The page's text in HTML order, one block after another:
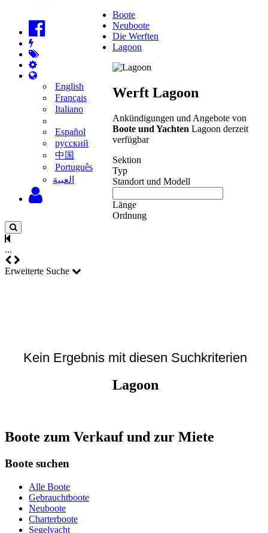
English
Français
Italiano
Español
русский
中国
Português
‫العبية
Boote
Neuboote
Die Werften
Lagoon
Werft Lagoon
Ankündigungen und Angebote von
Boote und Yachten Lagoon derzeit
verfügbar
Sektion
Typ
Standort und Modell
Länge
Ordnung
...
Erweiterte Suche
Kein Ergebnis mit diesen Suchkriterien
Lagoon
Boote zum Verkauf und zur Miete
Boote suchen
Alle Boote
Gebrauchtboote
Neuboote
Charterboote
Segelyacht